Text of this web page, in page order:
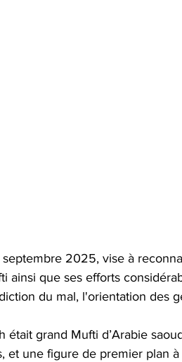
2025, vise à
ainsi que ses efforts
du mal, l'orientation des
était grand Mufti d’Arabie
et une figure de premier plan